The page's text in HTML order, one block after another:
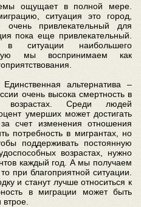
ощущает в полной мере.
ситуация это город,
привлекательный для
пока еще привлекательный.
ситуации наибольшего
мы воспринимаем как
альтернатива –
очень высока смертность в
возрастах. Среди людей
умерших может достигать
счет изменения отношения
потребность в мигрантах, но
поддерживать постоянную
возрастах, нужно
каждый год. А мы получаем
при благоприятной ситуации.
и станут лучше относиться к
в миграции может быть